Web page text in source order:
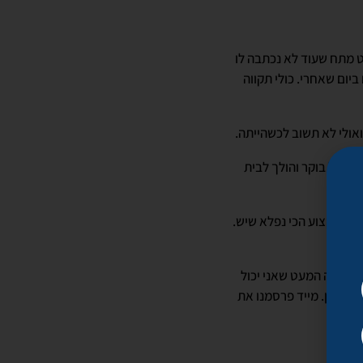
מתח שעוד לא נכתבה לו
שאחרי. כולי תקווה
לא תשוב לכשהייתה.
בכל בוקר והולך לבית
המקצוע הכי נפלא שיש.
שזה המעט שאני יכול
למיון. מייד פרסמנו את